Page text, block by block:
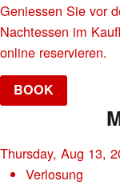
Geniessen Sie vor
Nachtessen im
online reservieren.
BOOK
Thursday, Aug 13,
Verlosung